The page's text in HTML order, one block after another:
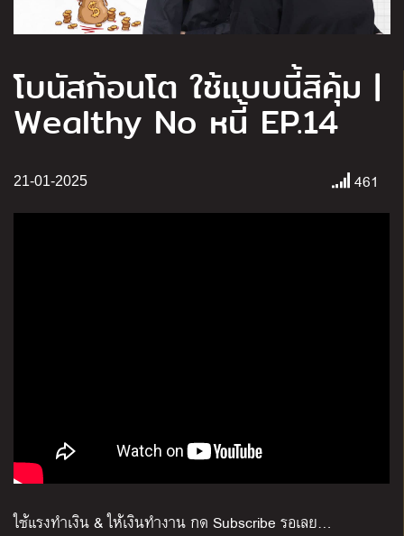
โบนัสก้อนโต ใช้แบบนี้สิคุ้ม |
Wealthy No หนี้ EP.14
21-01-2025 461
ใช้แรงทำเงิน&ให้เงินทำงาน กด Subscribe รอเลย…